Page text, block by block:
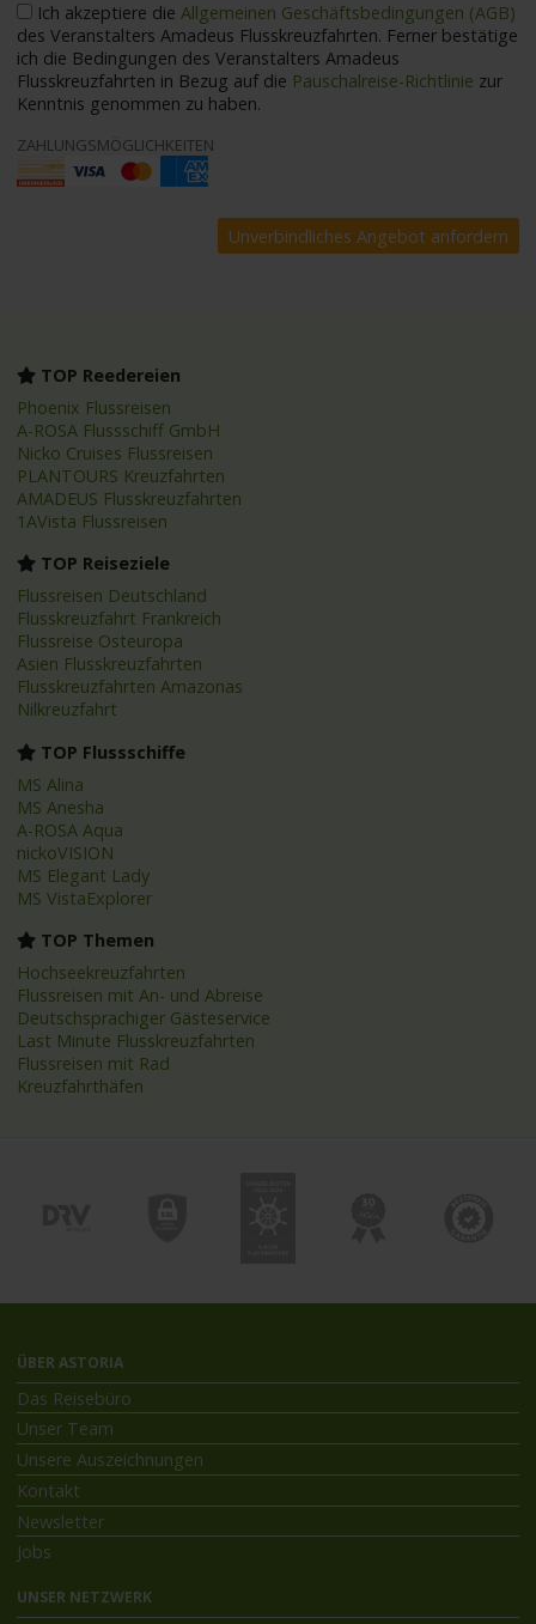
Ich akzeptiere dieAllgemeinen Geschäftsbedingungen (AGB)
des Veranstalters Amadeus Flusskreuzfahrten. Ferner bestätige
ich die Bedingungen des Veranstalters Amadeus
Flusskreuzfahrten in Bezug auf die Pauschalreise-Richtlinie zur
Kenntnis genommen zu haben.
ZAHLUNGSMÖGLICHKEITEN
TOP Reedereien
Phoenix Flussreisen
A-ROSA Flussschiff GmbH
Nicko Cruises Flussreisen
PLANTOURS Kreuzfahrten
AMADEUS Flusskreuzfahrten
1AVista Flussreisen
TOP Reiseziele
Flussreisen Deutschland
Flusskreuzfahrt Frankreich
Flussreise Osteuropa
Asien Flusskreuzfahrten
Flusskreuzfahrten Amazonas
Nilkreuzfahrt
TOP Flussschiffe
MS Alina
MS Anesha
A-ROSA Aqua
nickoVISION
MS Elegant Lady
MS VistaExplorer
TOP Themen
Hochseekreuzfahrten
Flussreisen mit An- und Abreise
Deutschsprachiger Gästeservice
Last Minute Flusskreuzfahrten
Flussreisen mit Rad
Kreuzfahrthäfen
ÜBER ASTORIA
Das Reisebüro
Unser Team
Unsere Auszeichnungen
Kontakt
Newsletter
Jobs
UNSER NETZWERK